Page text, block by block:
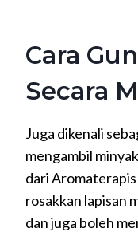
Cara
Secara
Juga dikenali
mengambil
dari
rosakkan lapisan
dan juga boleh